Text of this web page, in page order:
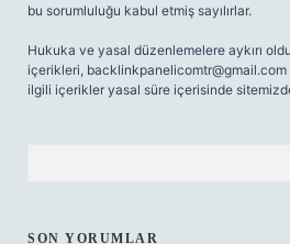
bu sorumluluğu kabul etmiş sayılırlar.
Hukuka ve yasal düzenlemelere aykırı
içerikleri, backlinkpanelicomtr@gmail.com
ilgili içerikler yasal süre içerisinde
SON YORUMLAR